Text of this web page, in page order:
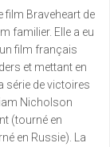
film Braveheart de
familier. Elle a eu
film français
et mettant en
série de victoires
Nicholson
(tourné en
en Russie). La